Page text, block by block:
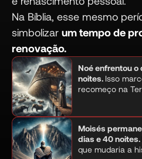
Na Bíblia, esse mesmo
simbolizar um tempo de
renovação.
Noé enfrentou o
noites. Isso
recomeço na
Moisés
dias e 40 noites.
que mudaria a